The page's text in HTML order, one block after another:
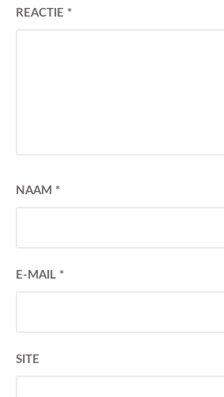
REACTIE *
NAAM *
E-MAIL *
SITE